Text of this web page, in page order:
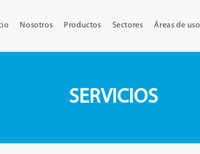
Nosotros Productos Sectores Áreas de uso
SERVICIOS